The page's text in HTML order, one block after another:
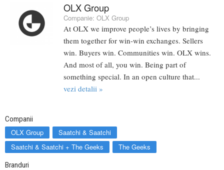
OLX Group
Companie: OLX Group
At OLX we improve people’s lives by bringing
them together for win-win exchanges. Sellers
win. Buyers win. Communities win. OLX wins.
And most of all, you win. Being part of
something special. In an open culture that...
vezi detalii »
Companii
OLX Group
Saatchi & Saatchi
Saatchi & Saatchi + The Geeks
The Geeks
Branduri